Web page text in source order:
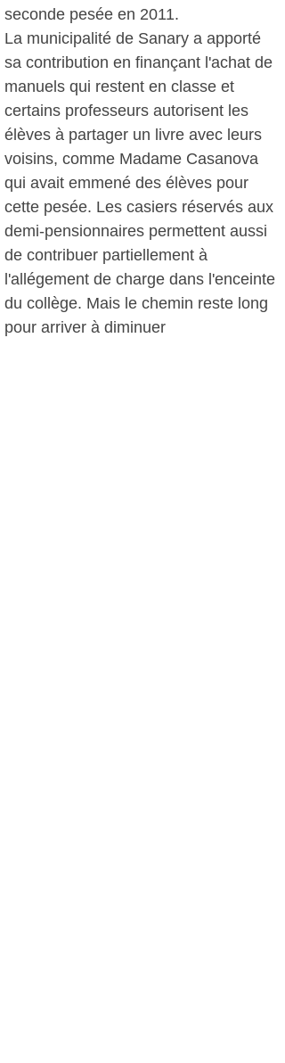
seconde pesée en 2011.
La municipalité de Sanary a apporté
sa contribution en finançant l'achat de
manuels qui restent en classe et
certains professeurs autorisent les
élèves à partager un livre avec leurs
voisins, comme Madame Casanova
qui avait emmené des élèves pour
cette pesée. Les casiers réservés aux
demi-pensionnaires permettent aussi
de contribuer partiellement à
l'allégement de charge dans l'enceinte
du collège. Mais le chemin reste long
pour arriver à diminuer